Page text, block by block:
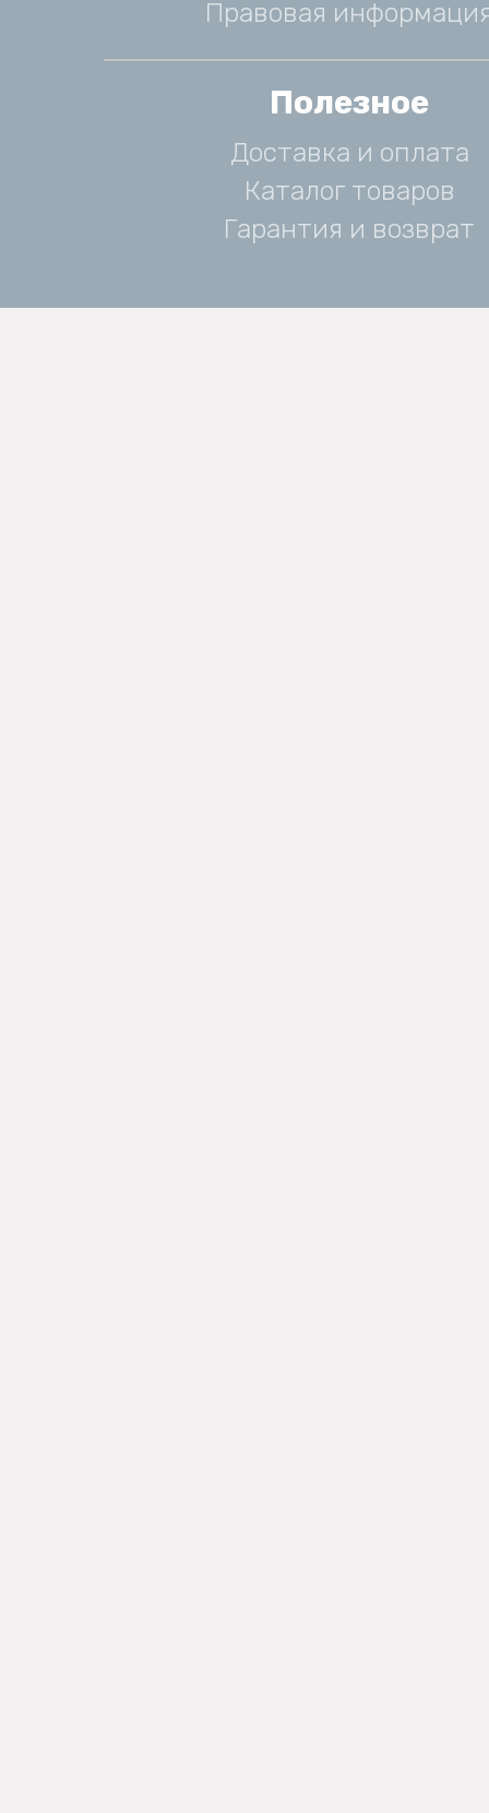
Правовая
Полезное
Доставка и оплата
Каталог товаров
Гарантия и возврат